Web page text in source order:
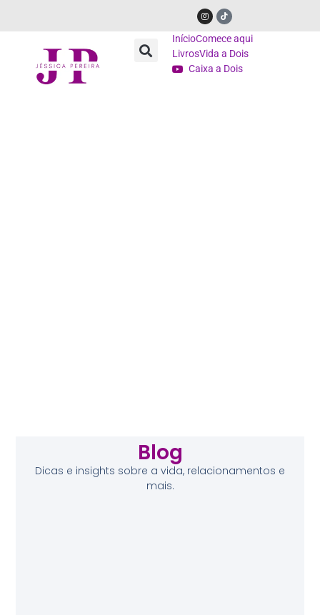
InícioComece aqui
LivrosVida a Dois
Caixa a Dois
Blog
Dicas e insights sobre a vida, relacionamentos e
mais.